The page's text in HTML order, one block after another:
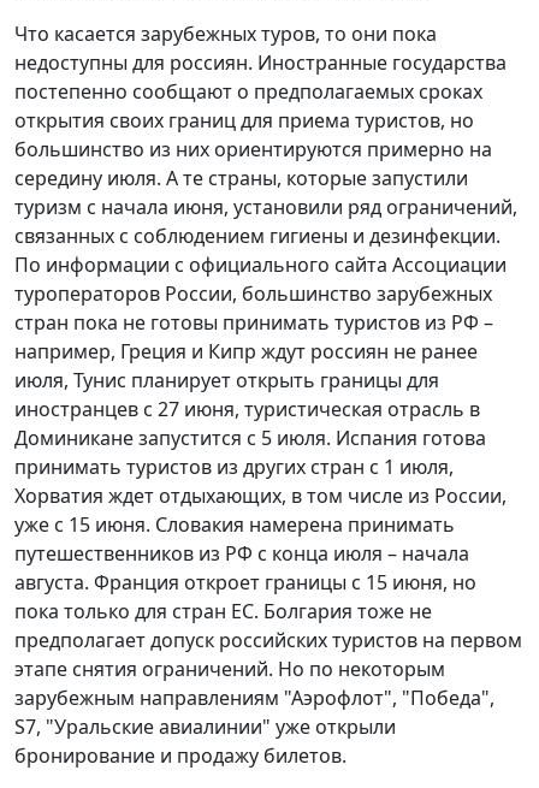
Что касается зарубежных туров, то они пока
недоступны для россиян. Иностранные государства
постепенно сообщают о предполагаемых сроках
открытия своих границ для приема туристов, но
большинство из них ориентируются примерно на
середину июля. А те страны, которые запустили
туризм с начала июня, установили ряд ограничений,
связанных с соблюдением гигиены и дезинфекции.
По информации с официального сайта Ассоциации
туроператоров России, большинство зарубежных
стран пока не готовы принимать туристов из РФ –
например, Греция и Кипр ждут россиян не ранее
июля, Тунис планирует открыть границы для
иностранцев с 27 июня, туристическая отрасль в
Доминикане запустится с 5 июля. Испания готова
принимать туристов из других стран с 1 июля,
Хорватия ждет отдыхающих, в том числе из России,
уже с 15 июня. Словакия намерена принимать
путешественников из РФ с конца июля – начала
августа. Франция откроет границы с 15 июня, но
пока только для стран ЕС. Болгария тоже не
предполагает допуск российских туристов на первом
этапе снятия ограничений. Но по некоторым
зарубежным направлениям "Аэрофлот", "Победа",
S7, "Уральские авиалинии" уже открыли
бронирование и продажу билетов.